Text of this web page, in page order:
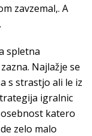
zavzemal,. A
spletna
Najlažje se
s strastjo ali le iz
igralnic
katero
zelo malo